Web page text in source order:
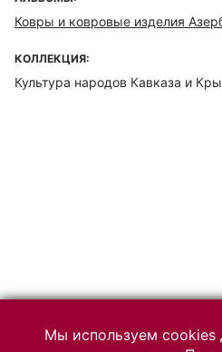
Ковры и ковровые изделия
КОЛЛЕКЦИЯ:
Культура народов Кавказа и
Мы используем cookies